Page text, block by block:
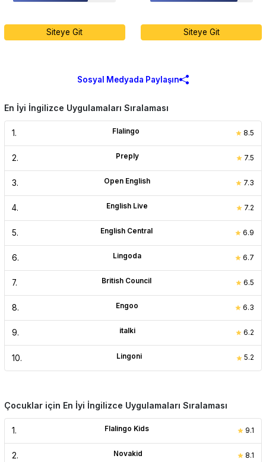
Siteye Git Siteye Git
Sosyal Medyada Paylaşın
En İyi İngilizce Uygulamaları Sıralaması
1. Flalingo 8.5
2. Preply 7.5
3. Open English 7.3
4. English Live 7.2
5. English Central 6.9
6. Lingoda 6.7
7. British Council 6.5
8. Engoo 6.3
9. italki 6.2
10. Lingoni 5.2
Çocuklar için En İyi İngilizce Uygulamaları Sıralaması
1. Flalingo Kids 9.1
2. Novakid 8.1